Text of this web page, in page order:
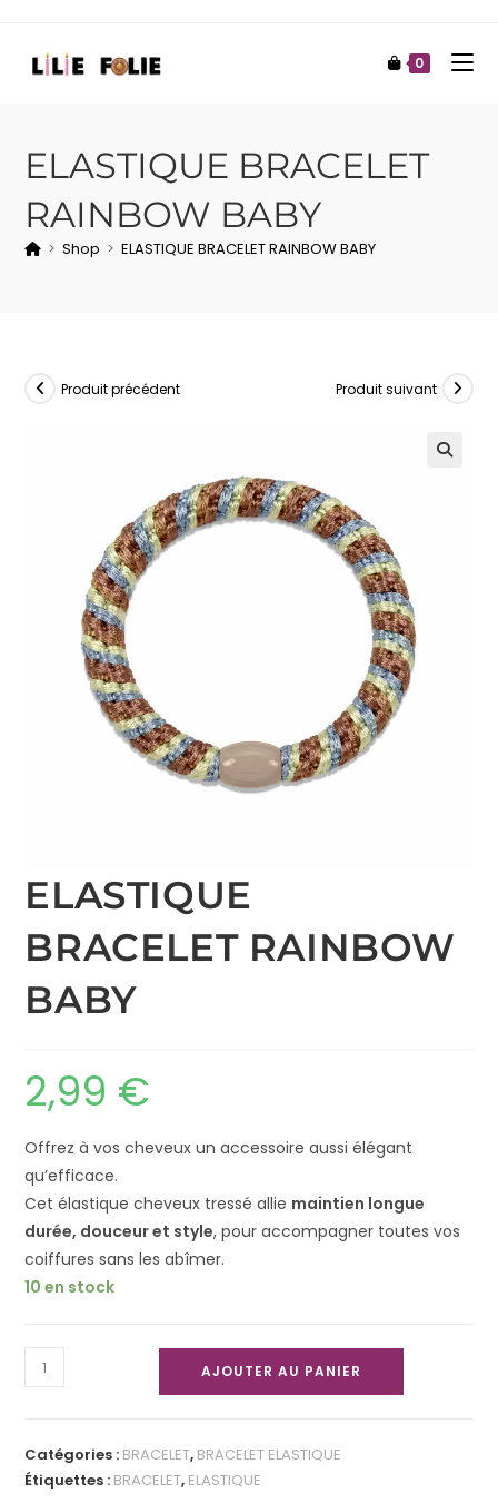
0
ELASTIQUE BRACELET
RAINBOW BABY
> Shop > ELASTIQUE BRACELET RAINBOW BABY
Produit précédent Produit suivant
ELASTIQUE
BRACELET RAINBOW
BABY
2,99 €
Offrez à vos cheveux un accessoire aussi élégant
qu’efficace.
Cet élastique cheveux tressé allie maintien longue
durée, douceur et style, pour accompagner toutes vos
coiffures sans les abîmer.
10 en stock
AJOUTER AU PANIER
Catégories : BRACELET, BRACELET ELASTIQUE
Étiquettes : BRACELET, ELASTIQUE